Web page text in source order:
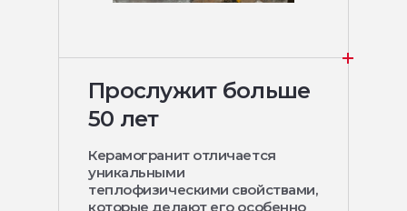
Прослужит больше
50 лет
Керамогранит отличается
уникальными
теплофизическими свойствами,
которые делают его особенно